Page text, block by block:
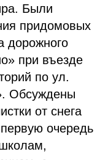
Были
придомовых
дорожного
при въезде
по ул.
Обсуждены
от снега
очередь